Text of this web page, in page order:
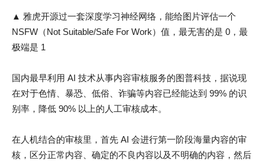
▲ 雅虎开源过一套深度学习神经网络，能给图片评估一个
NSFW（Not Suitable/Safe For Work）值，最无害的是 0，最
极端是 1
国内最早利用 AI 技术从事内容审核服务的图普科技，据说现
在对于色情、暴恐、低俗、诈骗等内容已经能达到 99% 的识
别率，降低 90% 以上的人工审核成本。
在人机结合的审核里，首先 AI 会进行第一阶段海量内容的审
核，区分正常内容、确定的不良内容以及不明确的内容，然后